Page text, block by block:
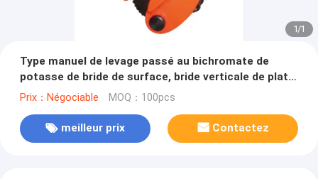
1/1
Type manuel de levage passé au bichromate de
potasse de bride de surface, bride verticale de plat
d'Univerdal de 3 tonnes
Prix：Négociable MOQ：100pcs
meilleur prix Contactez